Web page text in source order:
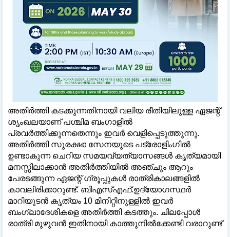
അതിർത്തി കടക്കുന്നതിനായി വലിയ രീതിയിലുള്ള ഏജന്റ്
ശൃംഖലയാണ് പശ്ചിമ ബംഗാളിൽ
പ്രവർത്തിക്കുന്നതെന്നും ഇവർ വെളിപ്പെടുത്തുന്നു.
അതിർത്തി സുരക്ഷാ സേനയുടെ പട്രോളിംഗിൽ
ഉണ്ടാകുന്ന ചെറിയ സമയവ്യത്യാസങ്ങൾ കൃത്യമായി
മനസ്സിലാക്കാൻ അതിർത്തിയിൽ അഞ്ചും ആറും
പേരടങ്ങുന്ന ഏജന്റ് ഗ്രൂപ്പുകൾ രാത്രികാലങ്ങളിൽ
കാവലിരിക്കാറുണ്ട്. ബിഎസ്എഫ്.ഉദ്യോഗസ്ഥർ
മാറിയുടൻ കൃത്യം 10 മിനിറ്റിനുള്ളിൽ ഇവർ
ബംഗ്ലാദേശികളെ അതിർത്തി കടത്തും. ചിലപ്പോൾ
രാത്രി മുഴുവൻ ഇതിനായി കാത്തുനിൽക്കേണ്ടി വരാറുണ്ട്